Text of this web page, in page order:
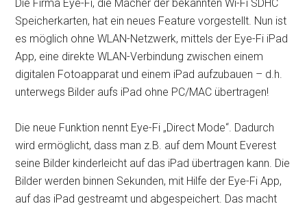
Die Firma Eye-Fi, die Macher der bekannten Wi-Fi SDHC
Speicherkarten, hat ein neues Feature vorgestellt. Nun ist
es möglich ohne WLAN-Netzwerk, mittels der Eye-Fi iPad
App, eine direkte WLAN-Verbindung zwischen einem
digitalen Fotoapparat und einem iPad aufzubauen – d.h.
unterwegs Bilder aufs iPad ohne PC/MAC übertragen!
Die neue Funktion nennt Eye-Fi „Direct Mode“. Dadurch
wird ermöglicht, dass man z.B. auf dem Mount Everest
seine Bilder kinderleicht auf das iPad übertragen kann. Die
Bilder werden binnen Sekunden, mit Hilfe der Eye-Fi App,
auf das iPad gestreamt und abgespeichert. Das macht